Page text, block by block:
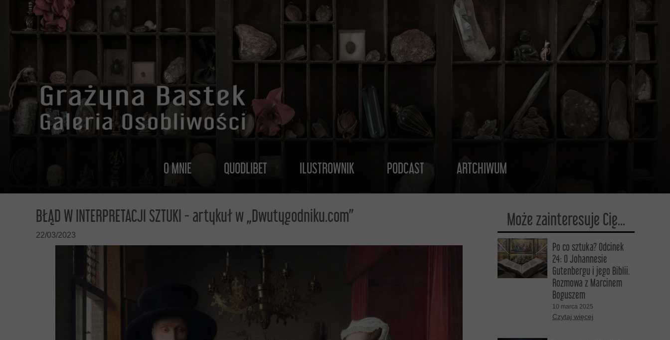
O MNIE QUODLIBET ILUSTROWNIK PODCAST ARTCHIWUM
22/03/2023
BŁĄD W INTERPRETACJI SZTUKI - artykuł w „Dwutygodniku.com”
Po co sztuka? Odcinek
24: O Johannesie
Gutenbergu i jego Biblii.
Rozmowa z Marcinem
Boguszem
10 marca 2025
Czytaj więcej
Może zainteresuje Cię...